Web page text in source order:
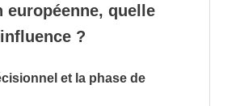
européenne, quelle
?
et la phase de